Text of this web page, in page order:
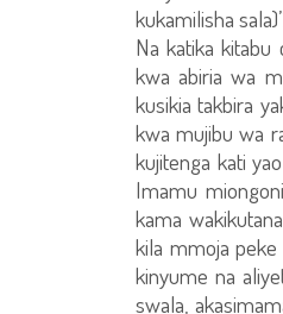
kukamilisha
Na katika
kwa abiria wa
kusikia takbira
kwa mujibu wa
kujitenga kati
Imamu
kama
kila mmoja
kinyume na
swala,